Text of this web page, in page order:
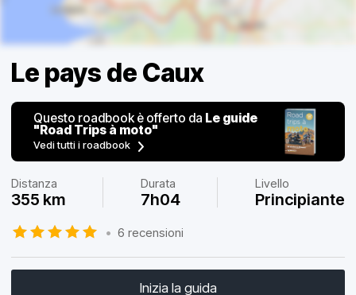
Le pays de Caux
Questo roadbook è offerto da Le guide
"Road Trips à moto"
Vedi tutti i roadbook
Distanza
355 km
Durata
7h04
Livello
Principiante
• 6 recensioni
Inizia la guida